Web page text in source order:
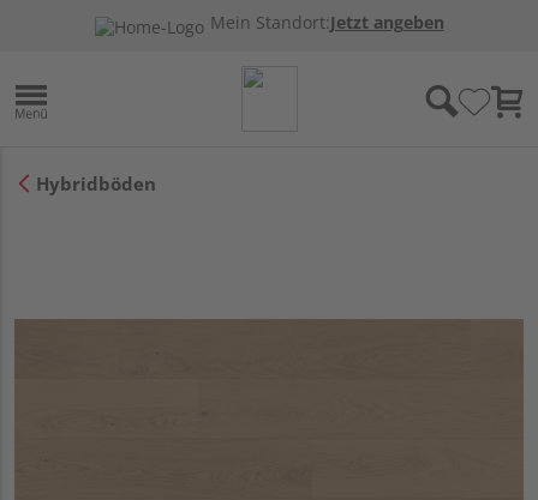
Mein Standort:Jetzt angeben
Hybridböden